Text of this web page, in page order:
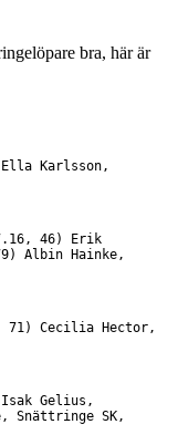
bra, här är
Ella Karlsson,
46) Erik
Albin Hainke,
71) Cecilia Hector,
Gelius,
Snättringe SK,